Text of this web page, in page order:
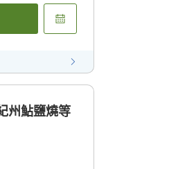
州鮎鹽燒等